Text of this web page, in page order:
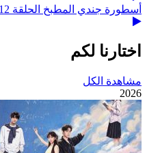
أسطورة جندي المطبخ الحلقة 12 الأخيرة
اختارنا لكم
مشاهدة الكل
2026